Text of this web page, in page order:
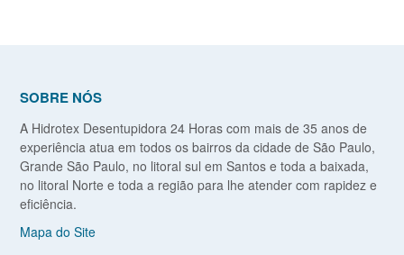
SOBRE NÓS
A Hidrotex Desentupidora 24 Horas com mais de 35 anos de
experiência atua em todos os bairros da cidade de São Paulo,
Grande São Paulo, no litoral sul em Santos e toda a baixada,
no litoral Norte e toda a região para lhe atender com rapidez e
eficiência.
Mapa do Site